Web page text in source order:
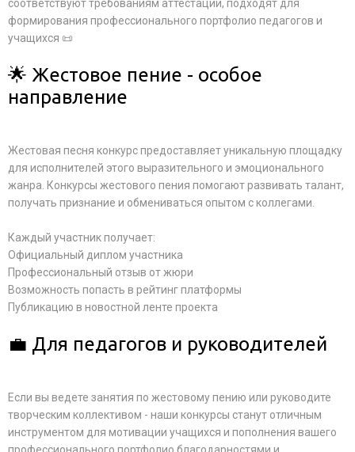
соответствуют требованиям аттестации, подходят для
формирования профессионального портфолио педагогов и
учащихся 📜
🌟 Жестовое пение - особое
направление
Жестовая песня конкурс предоставляет уникальную площадку
для исполнителей этого выразительного и эмоционального
жанра. Конкурсы жестового пения помогают развивать талант,
получать признание и обмениваться опытом с коллегами.
Каждый участник получает:
Официальный диплом участника
Профессиональный отзыв от жюри
Возможность попасть в рейтинг платформы
Публикацию в новостной ленте проекта
💼 Для педагогов и руководителей
Если вы ведете занятия по жестовому пению или руководите
творческим коллективом - наши конкурсы станут отличным
инструментом для мотивации учащихся и пополнения вашего